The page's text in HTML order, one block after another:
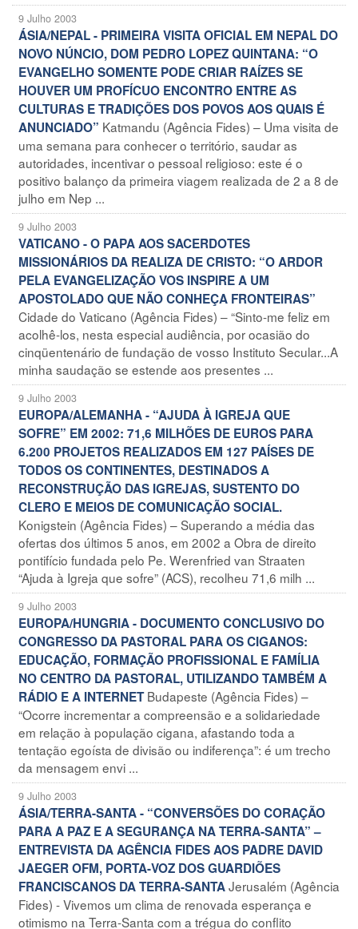
9 Julho 2003
ÁSIA/NEPAL - PRIMEIRA VISITA OFICIAL EM NEPAL DO
NOVO NÚNCIO, DOM PEDRO LOPEZ QUINTANA: “O
EVANGELHO SOMENTE PODE CRIAR RAÍZES SE
HOUVER UM PROFÍCUO ENCONTRO ENTRE AS
CULTURAS E TRADIÇÕES DOS POVOS AOS QUAIS É
ANUNCIADO” Katmandu (Agência Fides) – Uma visita de
uma semana para conhecer o território, saudar as
autoridades, incentivar o pessoal religioso: este é o
positivo balanço da primeira viagem realizada de 2 a 8 de
julho em Nep ...
9 Julho 2003
VATICANO - O PAPA AOS SACERDOTES
MISSIONÁRIOS DA REALIZA DE CRISTO: “O ARDOR
PELA EVANGELIZAÇÃO VOS INSPIRE A UM
APOSTOLADO QUE NÃO CONHEÇA FRONTEIRAS”
Cidade do Vaticano (Agência Fides) – “Sinto-me feliz em
acolhê-los, nesta especial audiência, por ocasião do
cinqüentenário de fundação de vosso Instituto Secular...A
minha saudação se estende aos presentes ...
9 Julho 2003
EUROPA/ALEMANHA - “AJUDA À IGREJA QUE
SOFRE” EM 2002: 71,6 MILHÕES DE EUROS PARA
6.200 PROJETOS REALIZADOS EM 127 PAÍSES DE
TODOS OS CONTINENTES, DESTINADOS A
RECONSTRUÇÃO DAS IGREJAS, SUSTENTO DO
CLERO E MEIOS DE COMUNICAÇÃO SOCIAL.
Konigstein (Agência Fides) – Superando a média das
ofertas dos últimos 5 anos, em 2002 a Obra de direito
pontifício fundada pelo Pe. Werenfried van Straaten
“Ajuda à Igreja que sofre” (ACS), recolheu 71,6 milh ...
9 Julho 2003
EUROPA/HUNGRIA - DOCUMENTO CONCLUSIVO DO
CONGRESSO DA PASTORAL PARA OS CIGANOS:
EDUCAÇÃO, FORMAÇÃO PROFISSIONAL E FAMÍLIA
NO CENTRO DA PASTORAL, UTILIZANDO TAMBÉM A
RÁDIO E A INTERNET Budapeste (Agência Fides) –
“Ocorre incrementar a compreensão e a solidariedade
em relação à população cigana, afastando toda a
tentação egoísta de divisão ou indiferença”: é um trecho
da mensagem envi ...
9 Julho 2003
ÁSIA/TERRA-SANTA - “CONVERSÕES DO CORAÇÃO
PARA A PAZ E A SEGURANÇA NA TERRA-SANTA” –
ENTREVISTA DA AGÊNCIA FIDES AOS PADRE DAVID
JAEGER OFM, PORTA-VOZ DOS GUARDIÕES
FRANCISCANOS DA TERRA-SANTAJerusalém (Agência
Fides) - Vivemos um clima de renovada esperança e
otimismo na Terra-Santa com a trégua do conflito